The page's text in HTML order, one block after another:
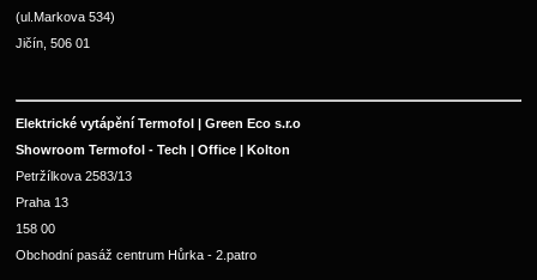
(ul.Markova 534)
Jičín, 506 01
Elektrické vytápění Termofol | Green Eco s.r.o
Showroom Termofol - Tech | Office | Kolton
Petržílkova 2583/13
Praha 13
158 00
Obchodní pasáž centrum Hůrka - 2.patro